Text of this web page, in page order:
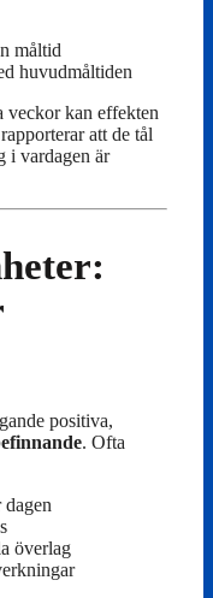
måltid
huvudmåltiden
veckor kan effekten
att de tål
i vardagen är
positiva,
. Ofta
dagen
överlag